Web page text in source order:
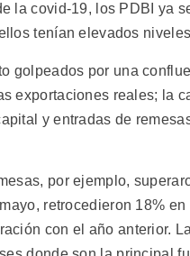
la covid-19, los PDBI ya
tenían elevados
golpeados por una
exportaciones reales; la
y entradas de
por ejemplo,
retrocedieron 18%
con el año anterior.